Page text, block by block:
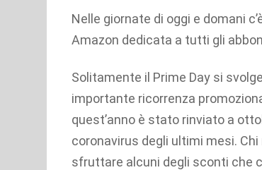
Nelle giornate di oggi e domani c’è
Amazon dedicata a tutti gli
Solitamente il Prime Day si
importante ricorrenza
quest’anno è stato rinviato a
coronavirus degli ultimi mesi.
sfruttare alcuni degli sconti che